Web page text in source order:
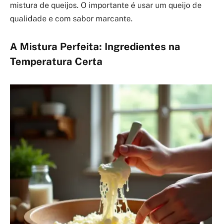
mistura de queijos. O importante é usar um queijo de
qualidade e com sabor marcante.
A Mistura Perfeita: Ingredientes na
Temperatura Certa